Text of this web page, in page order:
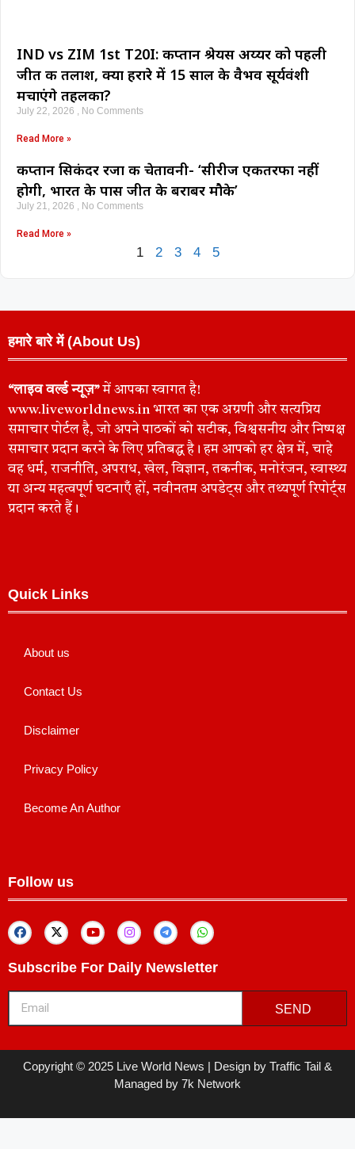
IND vs ZIM 1st T20I: कप्तान श्रेयस अय्यर को पहली
जीत की तलाश, क्या हरारे में 15 साल के वैभव सूर्यवंशी
मचाएंगे तहलका?
July 22, 2026 No Comments
Read More »
कप्तान सिकंदर रजा की चेतावनी- ‘सीरीज एकतरफा नहीं
होगी, भारत के पास जीत के बराबर मौके’
July 21, 2026 No Comments
Read More »
1 2 3 4 5
हमारे बारे में (About Us)
“लाइव वर्ल्ड न्यूज़”में आपका स्वागत है!
www.liveworldnews.in भारत का एक अग्रणी और सत्यप्रिय
समाचार पोर्टल है, जो अपने पाठकों को सटीक, विश्वसनीय और निष्पक्ष
समाचार प्रदान करने के लिए प्रतिबद्ध है। हम आपको हर क्षेत्र में, चाहे
वह धर्म, राजनीति, अपराध, खेल, विज्ञान, तकनीक, मनोरंजन, स्वास्थ्य
या अन्य महत्वपूर्ण घटनाएँ हों, नवीनतम अपडेट्स और तथ्यपूर्ण रिपोर्ट्स
प्रदान करते हैं।
Quick Links
About us
Contact Us
Disclaimer
Privacy Policy
Become An Author
Follow us
Subscribe For Daily Newsletter
SEND
Copyright © 2025 Live World News | Design by Traffic Tail &
Managed by 7k Network